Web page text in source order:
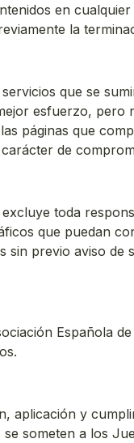
en
la
que se
esfuerzo,
páginas que
de
toda
que puedan
sin previo aviso
Española
aplicación y
someten a los